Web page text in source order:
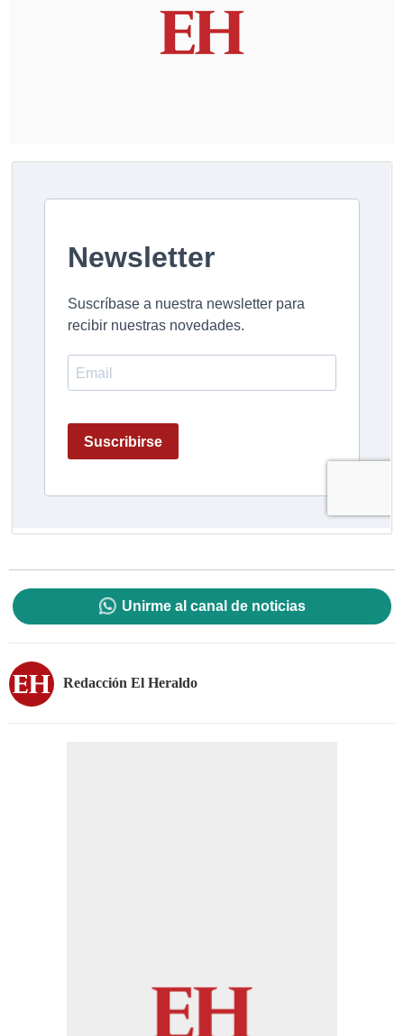
Unirme al canal de noticias
Redacción El Heraldo